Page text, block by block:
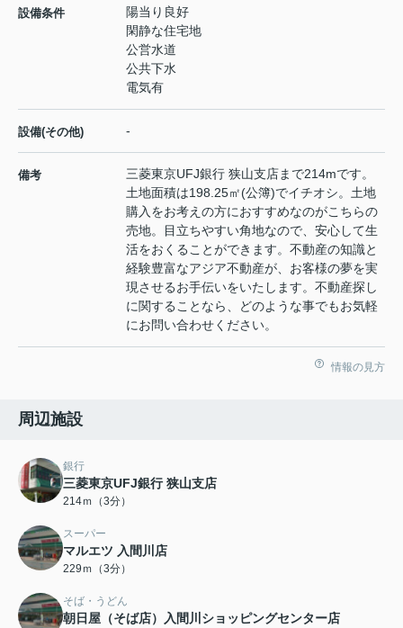
設備条件
陽当り良好
閑静な住宅地
公営水道
公共下水
電気有
設備(その他) -
備考
三菱東京UFJ銀行 狭山支店まで214mです。
土地面積は198.25㎡(公簿)でイチオシ。土地
購入をお考えの方におすすめなのがこちらの
売地。目立ちやすい角地なので、安心して生
活をおくることができます。不動産の知識と
経験豊富なアジア不動産が、お客様の夢を実
現させるお手伝いをいたします。不動産探し
に関することなら、どのような事でもお気軽
にお問い合わせください。
情報の見方
周辺施設
銀行
三菱東京UFJ銀行 狭山支店
214ｍ（3分）
スーパー
マルエツ 入間川店
229ｍ（3分）
そば・うどん
朝日屋（そば店）入間川ショッピングセンター店